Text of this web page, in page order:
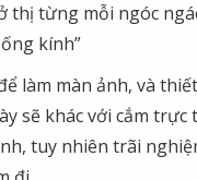
thị từng mỗi ngóc
kính”
làm màn ảnh, và
sẽ khác với cắm trực
tuy nhiên trãi